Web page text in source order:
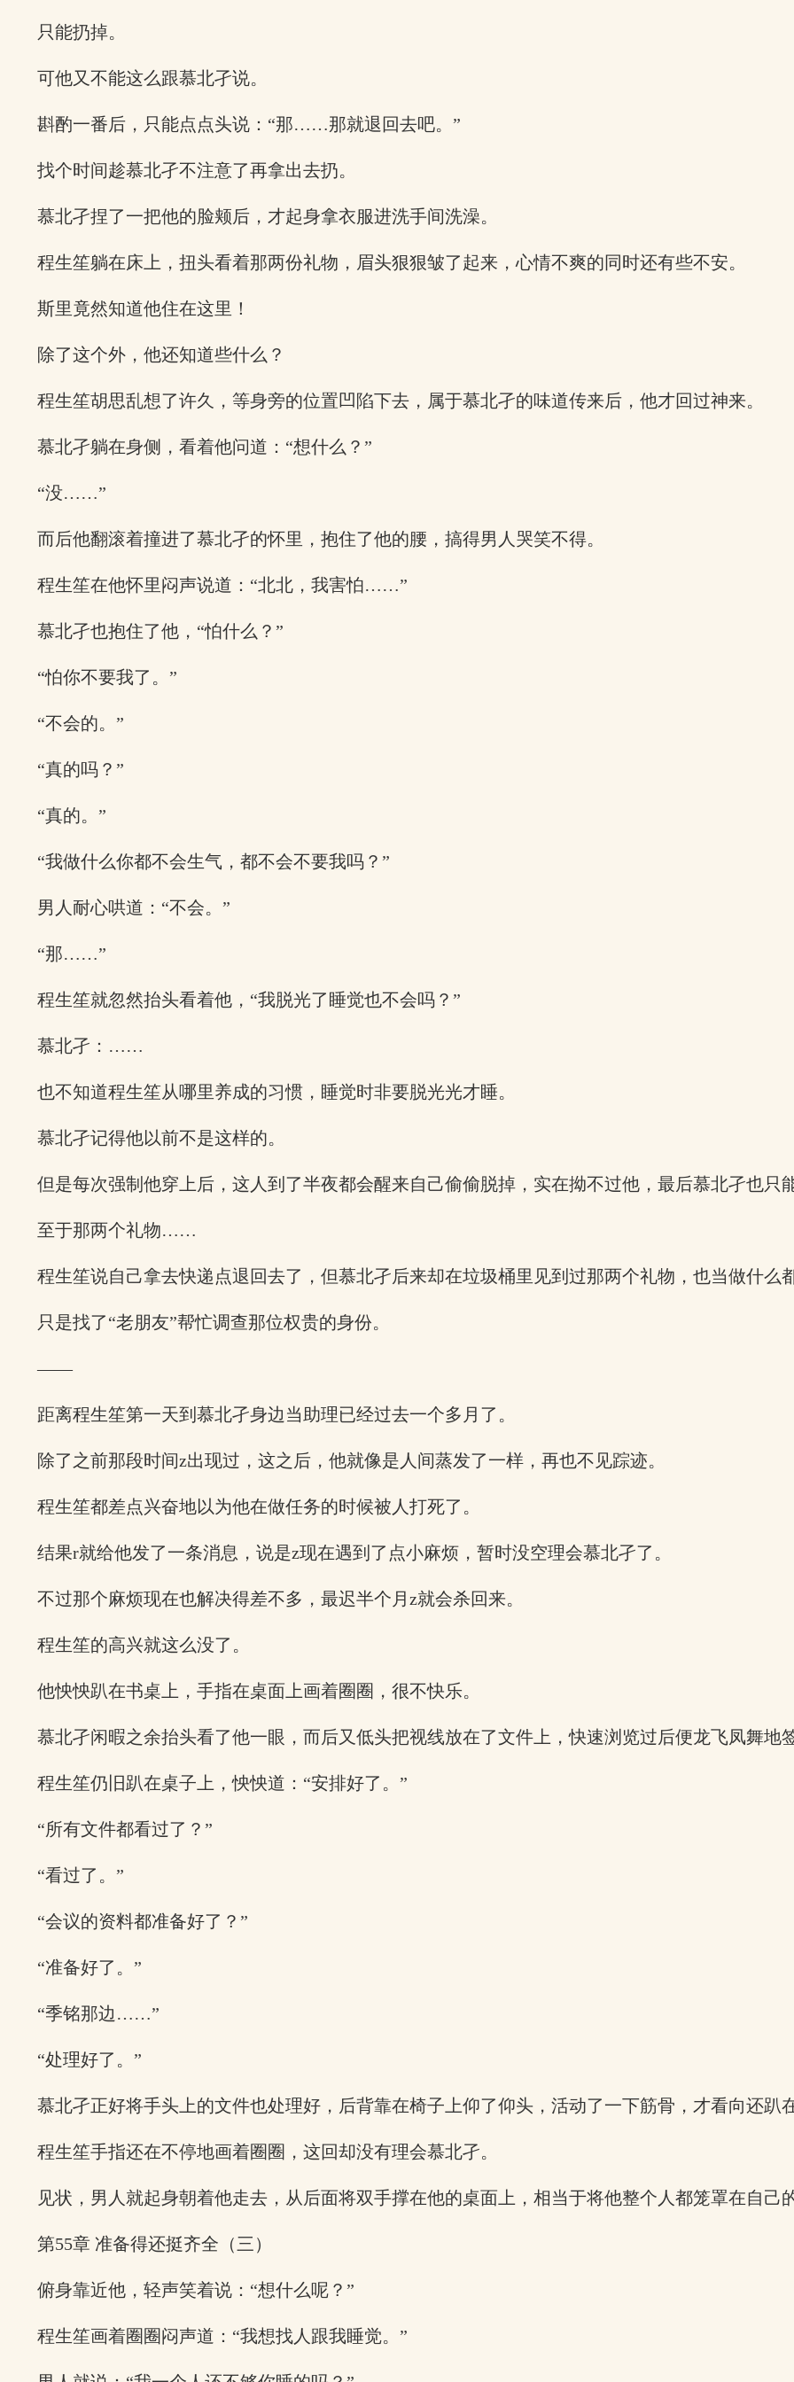
只能扔掉。
可他又不能这么跟慕北孑说。
斟酌一番后，只能点点头说：“那……那就退回去吧。”
找个时间趁慕北孑不注意了再拿出去扔。
慕北孑捏了一把他的脸颊后，才起身拿衣服进洗手间洗澡。
程生笙躺在床上，扭头看着那两份礼物，眉头狠狠皱了起来，心情不爽的同时还有些不安。
斯里竟然知道他住在这里！
除了这个外，他还知道些什么？
程生笙胡思乱想了许久，等身旁的位置凹陷下去，属于慕北孑的味道传来后，他才回过神来。
慕北孑躺在身侧，看着他问道：“想什么？”
“没……”
而后他翻滚着撞进了慕北孑的怀里，抱住了他的腰，搞得男人哭笑不得。
程生笙在他怀里闷声说道：“北北，我害怕……”
慕北孑也抱住了他，“怕什么？”
“怕你不要我了。”
“不会的。”
“真的吗？”
“真的。”
“我做什么你都不会生气，都不会不要我吗？”
男人耐心哄道：“不会。”
“那……”
程生笙就忽然抬头看着他，“我脱光了睡觉也不会吗？”
慕北孑：……
也不知道程生笙从哪里养成的习惯，睡觉时非要脱光光才睡。
慕北孑记得他以前不是这样的。
但是每次强制他穿上后，这人到了半夜都会醒来自己偷偷脱掉，实在拗不过他，最后慕北孑也只
至于那两个礼物……
程生笙说自己拿去快递点退回去了，但慕北孑后来却在垃圾桶里见到过那两个礼物，也当做什么
只是找了“老朋友”帮忙调查那位权贵的身份。
——
距离程生笙第一天到慕北孑身边当助理已经过去一个多月了。
除了之前那段时间z出现过，这之后，他就像是人间蒸发了一样，再也不见踪迹。
程生笙都差点兴奋地以为他在做任务的时候被人打死了。
结果r就给他发了一条消息，说是z现在遇到了点小麻烦，暂时没空理会慕北孑了。
不过那个麻烦现在也解决得差不多，最迟半个月z就会杀回来。
程生笙的高兴就这么没了。
他怏怏趴在书桌上，手指在桌面上画着圈圈，很不快乐。
慕北孑闲暇之余抬头看了他一眼，而后又低头把视线放在了文件上，快速浏览过后便龙飞凤舞地
程生笙仍旧趴在桌子上，怏怏道：“安排好了。”
“所有文件都看过了？”
“看过了。”
“会议的资料都准备好了？”
“准备好了。”
“季铭那边……”
“处理好了。”
慕北孑正好将手头上的文件也处理好，后背靠在椅子上仰了仰头，活动了一下筋骨，才看向还趴
程生笙手指还在不停地画着圈圈，这回却没有理会慕北孑。
见状，男人就起身朝着他走去，从后面将双手撑在他的桌面上，相当于将他整个人都笼罩在自己
第55章 准备得还挺齐全（三）
俯身靠近他，轻声笑着说：“想什么呢？”
程生笙画着圈圈闷声道：“我想找人跟我睡觉。”